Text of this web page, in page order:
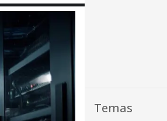
Temas